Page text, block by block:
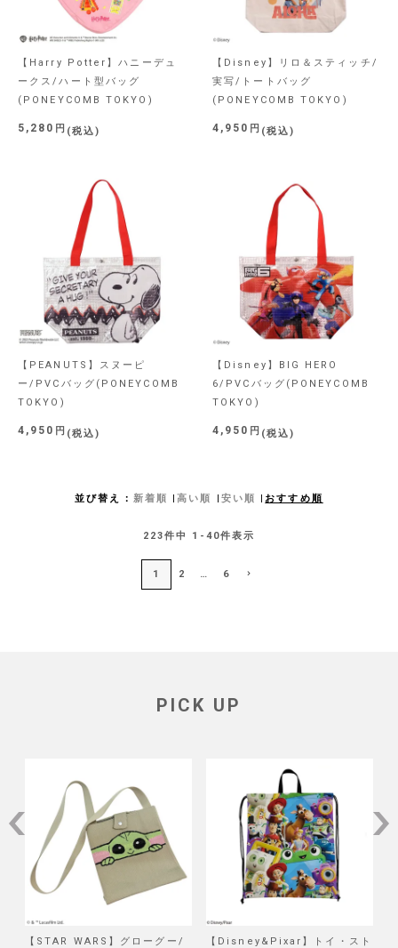
【Harry Potter】ハニーデュ
ークス/ハート型バッグ
(PONEYCOMB TOKYO)
5,280 税込
【Disney】リロ＆スティッチ/
実写/トートバッグ
(PONEYCOMB TOKYO)
4,950 税込
【PEANUTS】スヌーピ
ー/PVCバッグ(PONEYCOMB
TOKYO)
4,950 税込
【Disney】BIG HERO
6/PVCバッグ(PONEYCOMB
TOKYO)
4,950 税込
並び替え 新着順 高い順 安い順 おすすめ順
223件中 1 - 40件表示
1 2 … 6
PICK UP
WARS】グローグー/
【Disney&Pixar】トイ・スト
【